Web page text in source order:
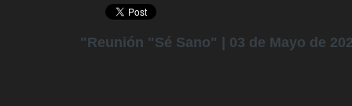
"Reunión "Sé Sano" | 03 de Mayo de